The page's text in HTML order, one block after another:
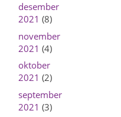
desember
2021 (8)
november
2021 (4)
oktober
2021 (2)
september
2021 (3)